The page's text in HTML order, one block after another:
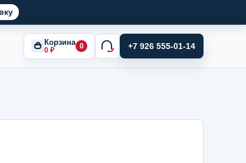
Корзина
0 ₽ 0 +7 926 555-01-14